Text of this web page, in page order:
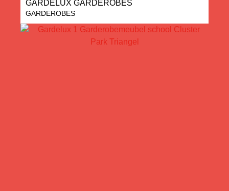
GARDELUX GARDEROBES
GARDEROBES